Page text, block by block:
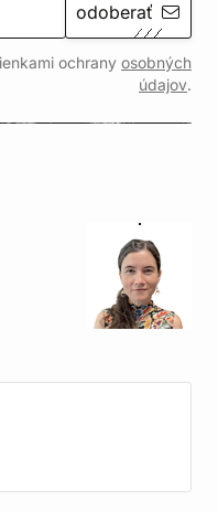
odoberať
ochrany osobných
údajov.